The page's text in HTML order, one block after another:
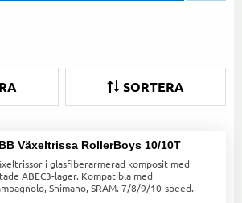
SORTERA
Växeltrissa RollerBoys 10/10T
i glasfiberarmerad komposit med
ABEC3-lager. Kompatibla med
Shimano, SRAM. 7/8/9/10-speed.